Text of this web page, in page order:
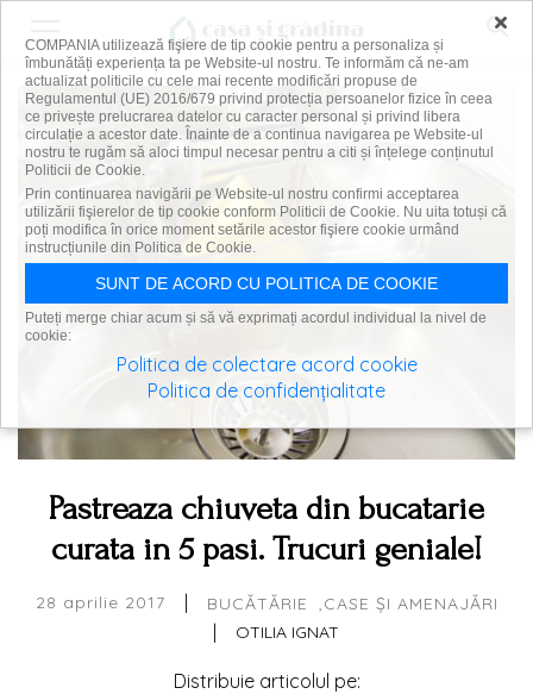
Pastreaza chiuveta din bucatarie
curata in 5 pasi. Trucuri geniale!
28 aprilie 2017 | BUCĂTĂRIE CASE ȘI AMENAJĂRI
| OTILIA IGNAT
Distribuie articolul pe:
×
COMPANIA utilizează fişiere de tip cookie pentru a personaliza și
îmbunătăți experiența ta pe Website-ul nostru. Te informăm că ne-am
actualizat politicile cu cele mai recente modificări propuse de
Regulamentul (UE) 2016/679 privind protecția persoanelor fizice în ceea
ce privește prelucrarea datelor cu caracter personal și privind libera
circulație a acestor date. Înainte de a continua navigarea pe Website-ul
nostru te rugăm să aloci timpul necesar pentru a citi și înțelege conținutul
Politicii de Cookie.
Prin continuarea navigării pe Website-ul nostru confirmi acceptarea
utilizării fişierelor de tip cookie conform Politicii de Cookie. Nu uita totuși că
poți modifica în orice moment setările acestor fişiere cookie urmând
instrucțiunile din Politica de Cookie.
SUNT DE ACORD CU POLITICA DE COOKIE
Puteți merge chiar acum și să vă exprimați acordul individual la nivel de
cookie:
Politica de colectare acord cookie
Politica de confidențialitate